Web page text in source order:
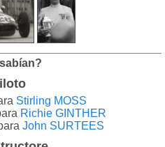
Stirling MOSS
Richie GINTHER
John SURTEES